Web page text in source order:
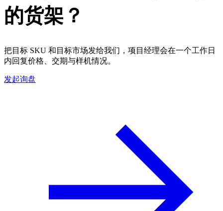
的货架？
把目标 SKU 和目标市场发给我们，项目经理会在一个工作日
内回复价格、交期与样机情况。
发起询盘